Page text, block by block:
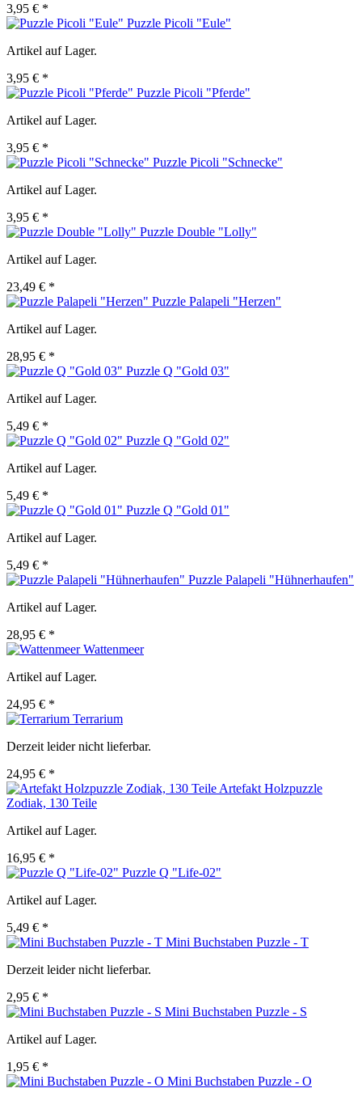
3,95 € *
Puzzle Picoli "Eule"
Artikel auf Lager.
3,95 € *
Puzzle Picoli "Pferde"
Artikel auf Lager.
3,95 € *
Puzzle Picoli "Schnecke"
Artikel auf Lager.
3,95 € *
Puzzle Double "Lolly"
Artikel auf Lager.
23,49 € *
Puzzle Palapeli "Herzen"
Artikel auf Lager.
28,95 € *
Puzzle Q "Gold 03"
Artikel auf Lager.
5,49 € *
Puzzle Q "Gold 02"
Artikel auf Lager.
5,49 € *
Puzzle Q "Gold 01"
Artikel auf Lager.
5,49 € *
Puzzle Palapeli "Hühnerhaufen"
Artikel auf Lager.
28,95 € *
Wattenmeer
Artikel auf Lager.
24,95 € *
Terrarium
Derzeit leider nicht lieferbar.
24,95 € *
Artefakt Holzpuzzle
Zodiak, 130 Teile
Artikel auf Lager.
16,95 € *
Puzzle Q "Life-02"
Artikel auf Lager.
5,49 € *
Mini Buchstaben Puzzle - T
Derzeit leider nicht lieferbar.
2,95 € *
Mini Buchstaben Puzzle - S
Artikel auf Lager.
1,95 € *
Mini Buchstaben Puzzle - O